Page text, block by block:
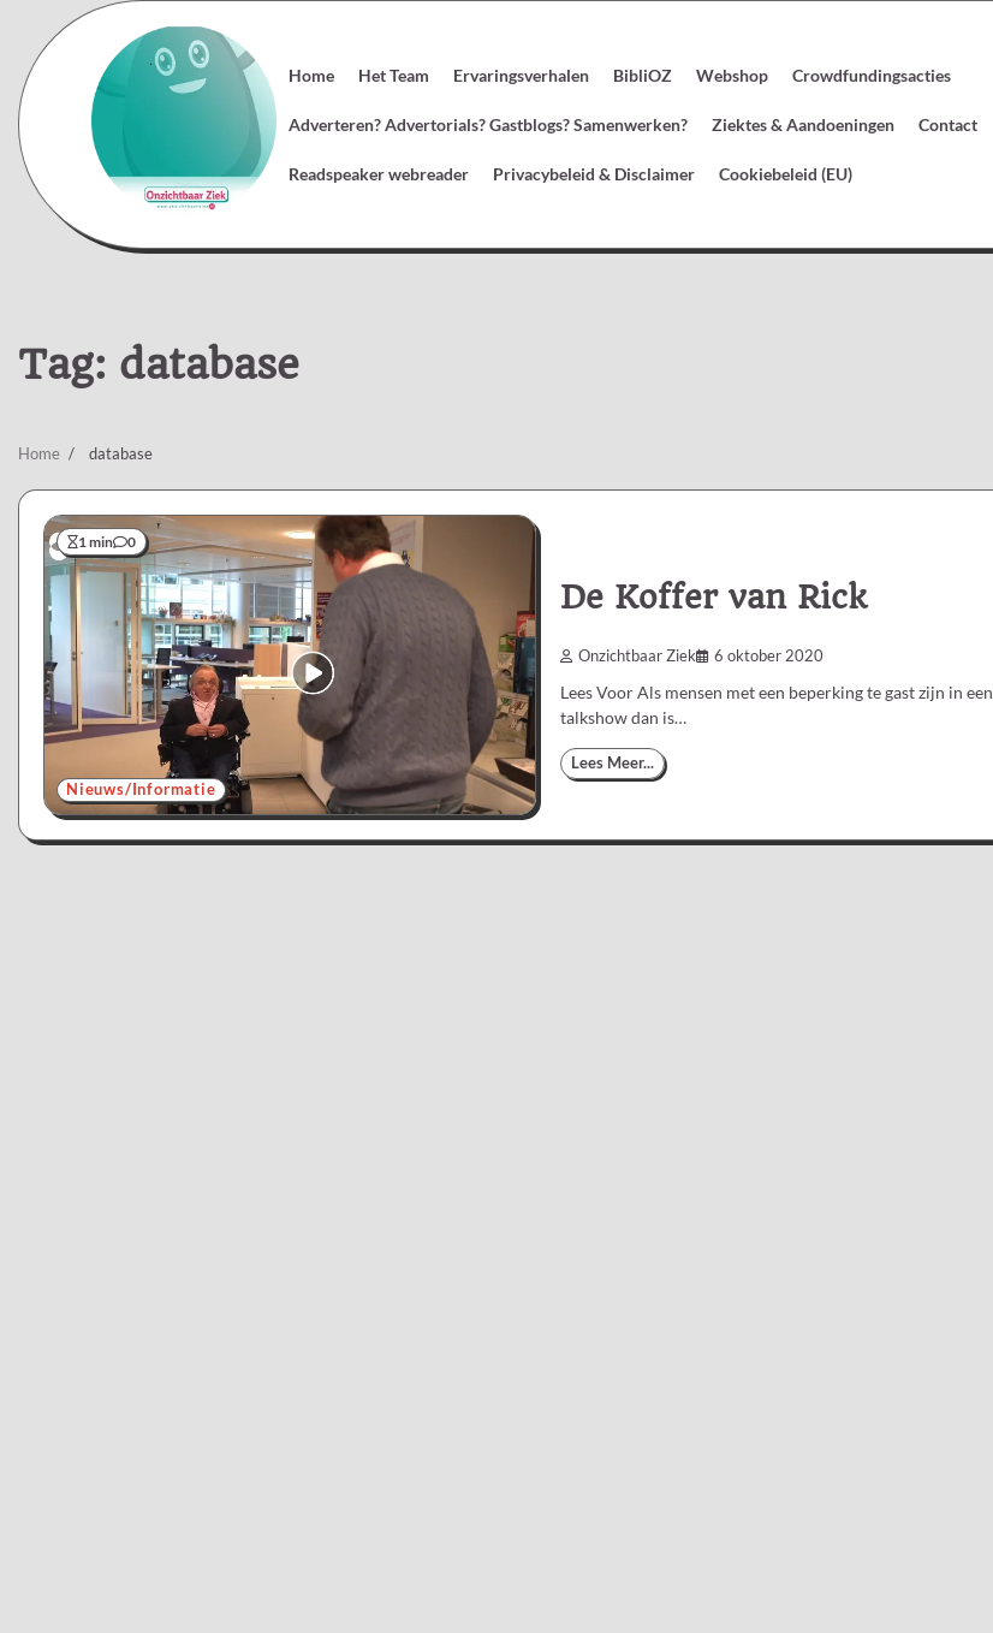
content
Home Het Team Ervaringsverhalen BibliOZ Webshop Crowdfundingsacties
Adverteren? Advertorials? Gastblogs? Samenwerken? Ziektes & Aandoeningen Contact
Readspeaker webreader Privacybeleid & Disclaimer Cookiebeleid (EU)
Tag: database
Home database
1 min 0
Nieuws/Informatie
De Koffer van Rick
Onzichtbaar Ziek 6 oktober 2020
Lees Voor Als mensen met een beperking te gast zijn in een
talkshow dan is…
Lees Meer...